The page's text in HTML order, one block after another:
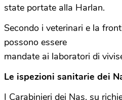
state portate alla Harlan.
Secondo i veterinari e la
possono essere
mandate ai laboratori di
Le ispezioni sanitarie dei
I Carabinieri dei Nas, su